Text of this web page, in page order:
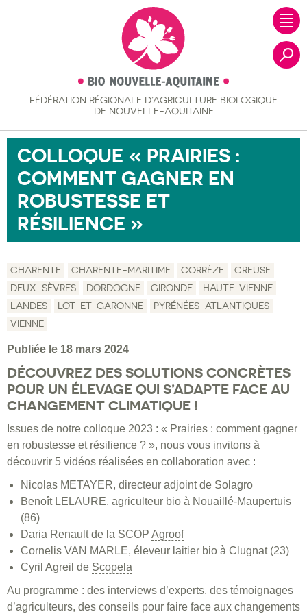
FÉDÉRATION RÉGIONALE D’AGRICULTURE BIOLOGIQUE
DE NOUVELLE-AQUITAINE
COLLOQUE « PRAIRIES :
COMMENT GAGNER EN
ROBUSTESSE ET
RÉSILIENCE »
CHARENTE CHARENTE-MARITIME CORRÈZE
CREUSE
DEUX-SÈVRES
DORDOGNE GIRONDE
HAUTE-VIENNE
LANDES
LOT-ET-GARONNE
PYRÉNÉES-ATLANTIQUES
VIENNE
Publiée le 18 mars 2024
DÉCOUVREZ DES SOLUTIONS CONCRÈTES
POUR UN ÉLEVAGE QUI S’ADAPTE FACE AU
CHANGEMENT CLIMATIQUE !
Issues de notre colloque 2023 : « Prairies : comment gagner
en robustesse et résilience ? », nous vous invitons à
découvrir 5 vidéos réalisées en collaboration avec :
Nicolas METAYER, directeur adjoint de Solagro
Benoît LELAURE, agriculteur bio à Nouaillé-Maupertuis
(86)
Daria Renault de la SCOP Agroof
Cornelis VAN MARLE, éleveur laitier bio à Clugnat (23)
Cyril Agreil de Scopela
Au programme : des interviews d’experts, des témoignages
d’agriculteurs, des conseils pour faire face aux changements